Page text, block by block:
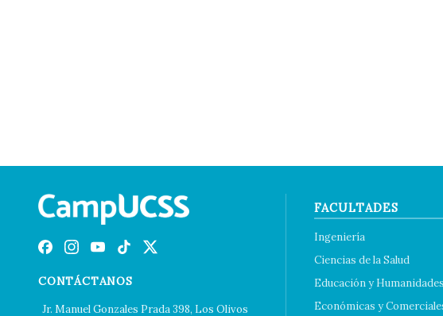
CONTÁCTANOS
Jr. Manuel Gonzales Prada 398, Los Olivos
FACULTADES
Ingeniería
Ciencias de la Salud
Educación y Humanidades
Económicas y